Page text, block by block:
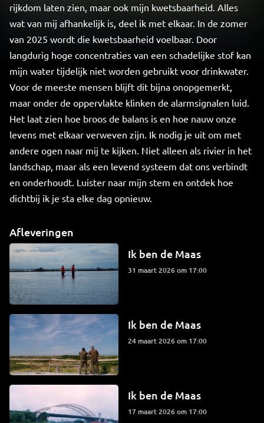
rijkdom laten zien, maar ook mijn kwetsbaarheid. Alles
wat van mij afhankelijk is, deel ik met elkaar. In de zomer
van 2025 wordt die kwetsbaarheid voelbaar. Door
langdurig hoge concentraties van een schadelijke stof kan
mijn water tijdelijk niet worden gebruikt voor drinkwater.
Voor de meeste mensen blijft dit bijna onopgemerkt,
maar onder de oppervlakte klinken de alarmsignalen luid.
Het laat zien hoe broos de balans is en hoe nauw onze
levens met elkaar verweven zijn. Ik nodig je uit om met
andere ogen naar mij te kijken. Niet alleen als rivier in het
landschap, maar als een levend systeem dat ons verbindt
en onderhoudt. Luister naar mijn stem en ontdek hoe
dichtbij ik je sta elke dag opnieuw.
Afleveringen
Ik ben de Maas
31 maart 2026 om 17:00
Ik ben de Maas
24 maart 2026 om 17:00
Ik ben de Maas
17 maart 2026 om 17:00